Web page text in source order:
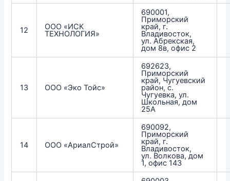
12 ООО «ИСК
ТЕХНОЛОГИЯ»
690001,
Приморский
край, г.
Владивосток,
ул. Абрекская,
дом 8в, офис 2
13 ООО «Эко Тойс»
692623,
Приморский
край, Чугуевский
район, с.
Чугуевка, ул.
Школьная, дом
25А
14 ООО «АриалСтрой»
690092,
Приморский
край, г.
Владивосток,
ул. Волкова, дом
1, офис 143